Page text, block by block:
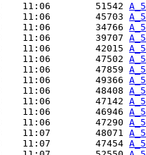
11:06        51542
11:06        45703
11:06        34766
11:06        39707
11:06        42015
11:06        47502
11:06        47859
11:06        49366
11:06        48408
11:06        47142
11:06        46946
11:06        47290
11:07        48071
11:07        47454